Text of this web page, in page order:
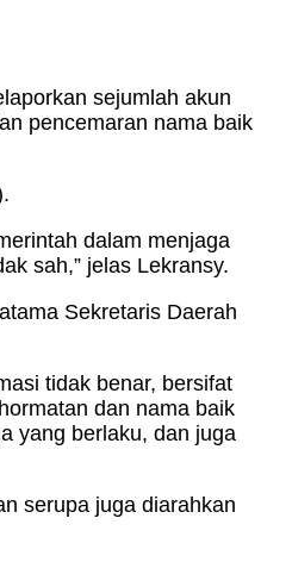
sejumlah akun
pencemaran nama baik
dalam menjaga
sah,” jelas Lekransy.
Sekretaris Daerah
tidak benar, bersifat
dan nama baik
yang berlaku, dan juga
serupa juga diarahkan